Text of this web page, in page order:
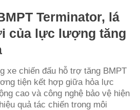
Terminator, lá
của lực lượng tăng
xe chiến đấu hỗ trợ tăng BMPT
tiện kết hợp giữa hỏa lực
cao và công nghệ bảo vệ hiện
quả tác chiến trong môi